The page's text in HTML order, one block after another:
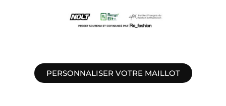
PERSONNALISER VOTRE MAILLOT